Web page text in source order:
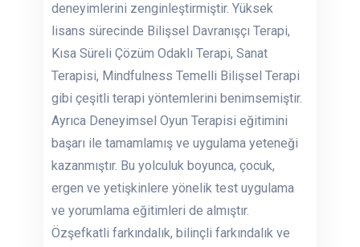
deneyimlerini zenginleştirmiştir. Yüksek
lisans sürecinde Bilişsel Davranışçı Terapi,
Kısa Süreli Çözüm Odaklı Terapi, Sanat
Terapisi, Mindfulness Temelli Bilişsel Terapi
gibi çeşitli terapi yöntemlerini benimsemiştir.
Ayrıca Deneyimsel Oyun Terapisi eğitimini
başarı ile tamamlamış ve uygulama yeteneği
kazanmıştır. Bu yolculuk boyunca, çocuk,
ergen ve yetişkinlere yönelik test uygulama
ve yorumlama eğitimleri de almıştır.
Özşefkatli farkındalık, bilinçli farkındalık ve